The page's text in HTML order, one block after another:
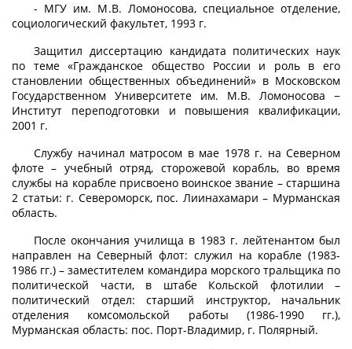
- МГУ им. М.В. Ломоносова, специальное отделение,
социологический факультет, 1993 г.
Защитил диссертацию кандидата политических наук
по теме «Гражданское общество России и роль в его
становлении общественных объединений» в Московском
Государственном Университете им. М.В. Ломоносова −
Институт переподготовки и повышения квалификации,
2001 г.
Службу начинал матросом в мае 1978 г. на Северном
флоте – учебный отряд, сторожевой корабль, во время
службы на корабле присвоено воинское звание – старшина
2 статьи: г. Североморск, пос. Лиинахамари – Мурманская
область.
После окончания училища в 1983 г. лейтенантом был
направлен на Северный флот: служил на корабле (1983-
1986 гг.) – заместителем командира морского тральщика по
политической части, в штабе Кольской флотилии –
политический отдел: старший инструктор, начальник
отделения комсомольской работы (1986-1990 гг.),
Мурманская область: пос. Порт-Владимир, г. Полярный.